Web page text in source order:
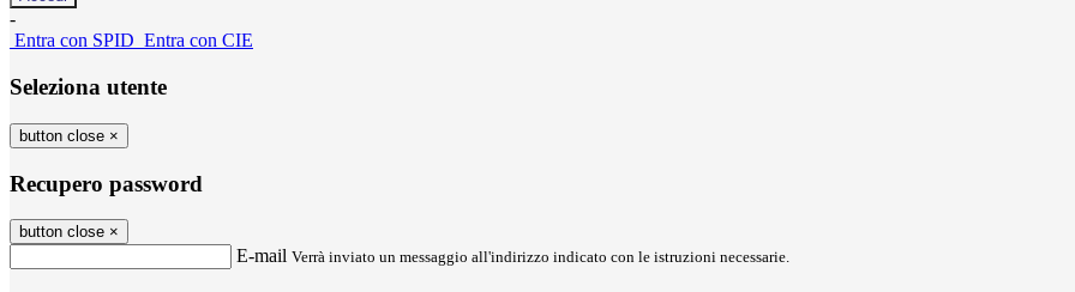
-
Entra con SPID Entra con CIE
Seleziona utente
button close ×
Recupero password
button close ×
E-mail Verrà inviato un messaggio all'indirizzo indicato con le istruzioni necessarie.